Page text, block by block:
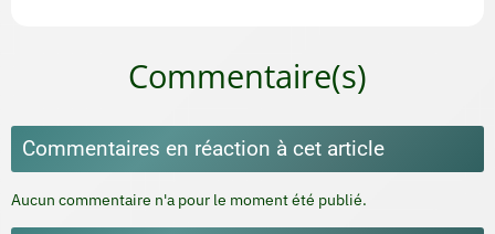
Commentaire(s)
Commentaires en réaction à cet article
Aucun commentaire n'a pour le moment été publié.